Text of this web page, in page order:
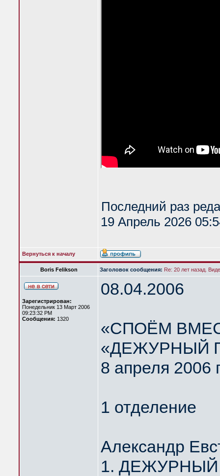
Последний раз
19 Апрель 2026
Вернуться к началу
Boris Felikson Заголовок сообщения: Re: 20 лет назад.
Зарегистрирован:
Понедельник 13 Март 2006
09:23:32 PM
Сообщения: 1320
08.04.2006
«СПОЁМ
«ДЕЖУРНЫЙ
8 апреля 2006
1 отделение
Александр
1. ДЕЖУРНЫЙ